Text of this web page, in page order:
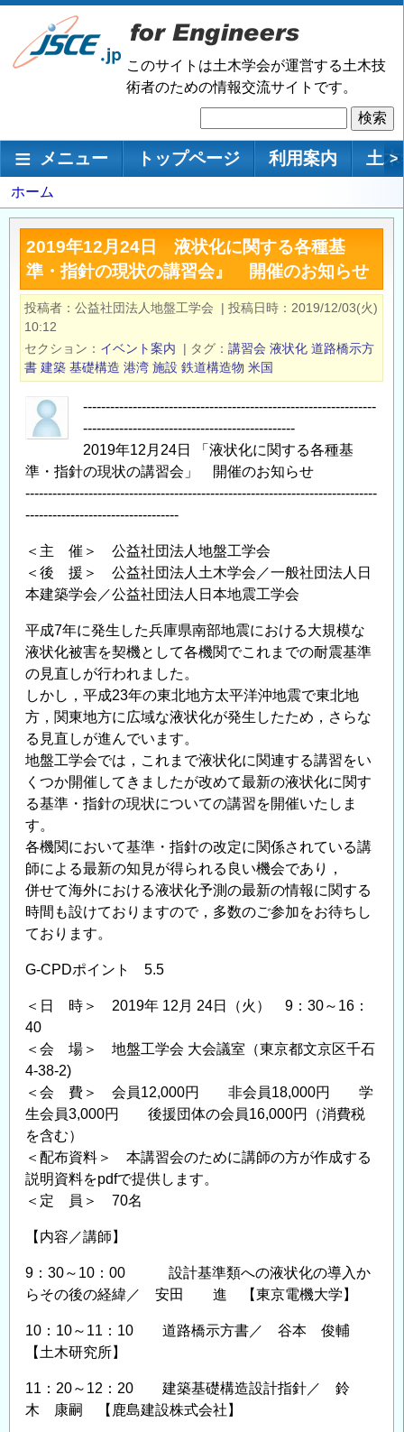
メ
ン
移
このサイトは土木学会が運営する土木技
術者のための情報交流サイトです。
索
メインナビゲーション
メニュー トップページ 利用案内 土 >
パ
ン
く
ず
ホーム
2019年12月24日 液状化に関する各種基
準・指針の現状の講習会』 開催のお知らせ
投稿者 公益社団法人地盤工学会 | 投稿日時
2019/12/03(火)
10:12
セクション
イベント案内 | タグ 講習会 液状化 道路橋示方
書 建築 基礎構造 港湾 施設 鉄道構造物 米国
-----------------------------------------------------------------
-----------------------------------------------
2019年12月24日 「液状化に関する各種基
準・指針の現状の講習会」 開催のお知らせ
------------------------------------------------------------------------------
----------------------------------
＜主 催＞ 公益社団法人地盤工学会
＜後 援＞ 公益社団法人土木学会／一般社団法人日
本建築学会／公益社団法人日本地震工学会
平成7年に発生した兵庫県南部地震における大規模な
液状化被害を契機として各機関でこれまでの耐震基準
の見直しが行われました。
しかし，平成23年の東北地方太平洋沖地震で東北地
方，関東地方に広域な液状化が発生したため，さらな
る見直しが進んでいます。
地盤工学会では，これまで液状化に関連する講習をい
くつか開催してきましたが改めて最新の液状化に関す
る基準・指針の現状についての講習を開催いたしま
す。
各機関において基準・指針の改定に関係されている講
師による最新の知見が得られる良い機会であり，
併せて海外における液状化予測の最新の情報に関する
時間も設けておりますので，多数のご参加をお待ちし
ております。
G-CPDポイント 5.5
＜日 時＞ 2019年 12月 24日（火） 9：30～16：
40
＜会 場＞ 地盤工学会 大会議室（東京都文京区千石
4-38-2)
＜会 費＞ 会員12,000円 非会員18,000円 学
生会員3,000円 後援団体の会員16,000円（消費税
を含む）
＜配布資料＞ 本講習会のために講師の方が作成する
説明資料をpdfで提供します。
＜定 員＞ 70名
【内容／講師】
9：30～10：00 設計基準類への液状化の導入か
らその後の経緯／ 安田 進 【東京電機大学】
10：10～11：10 道路橋示方書／ 谷本 俊輔
【土木研究所】
11：20～12：20 建築基礎構造設計指針／ 鈴
木 康嗣 【鹿島建設株式会社】